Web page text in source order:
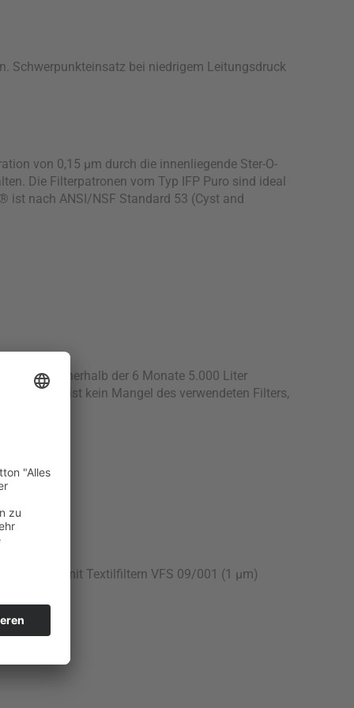
Schwerpunkteinsatz bei niedrigem Leitungsdruck
von 0,15 µm durch die innenliegende Ster-O-
Die Filterpatronen vom Typ IFP Puro sind ideal
ist nach ANSI/NSF Standard 53 (Cyst and
dürfen innnerhalb der 6 Monate 5.000 Liter
ist. Dies ist kein Mangel des verwendeten Filters,
mit Textilfiltern VFS 09/001 (1 µm)